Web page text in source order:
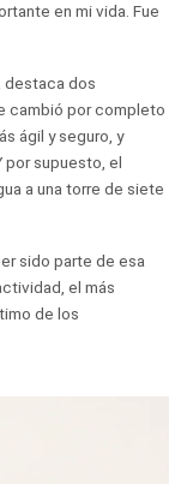
en mi vida. Fue
destaca dos
cambió por completo
ágil y seguro, y
por supuesto, el
a una torre de siete
sido parte de esa
el más
de los